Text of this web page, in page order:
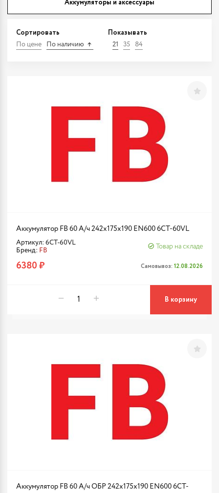
Аккумуляторы и аксессуары
Сортировать
По цене По наличию
Показывать
21 35 84
Аккумулятор FB 60 А/ч 242х175х190 EN600 6CT-60VL
Артикул: 6CT-60VL
Бренд: FB
Товар на складе
6380 ₽ Самовывоз: 12.08.2026
В корзину
Аккумулятор FB 60 А/ч ОБР 242х175х190 EN600 6CT-